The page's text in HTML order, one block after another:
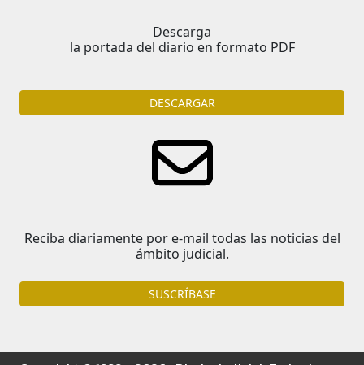
Descarga
la portada del diario en formato PDF
DESCARGAR
Reciba diariamente por e-mail todas las noticias del
ámbito judicial.
SUSCRÍBASE